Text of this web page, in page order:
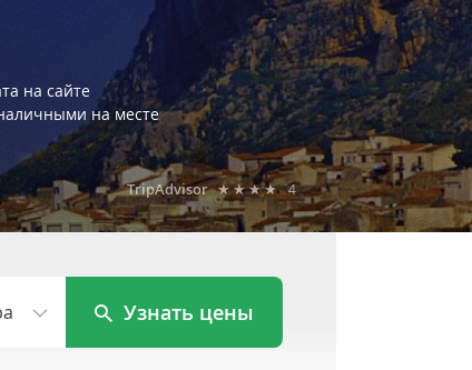
на сайте
на месте
TripAdvisor ★★★★ 4
Узнать цены